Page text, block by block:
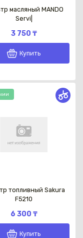
масляный MANDO
Servi|
3 750 ₸
Купить
топливный Sakura
F5210
6 300 ₸
Купить